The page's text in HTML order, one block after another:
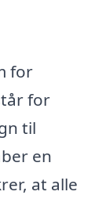
for
for
til
en
at alle